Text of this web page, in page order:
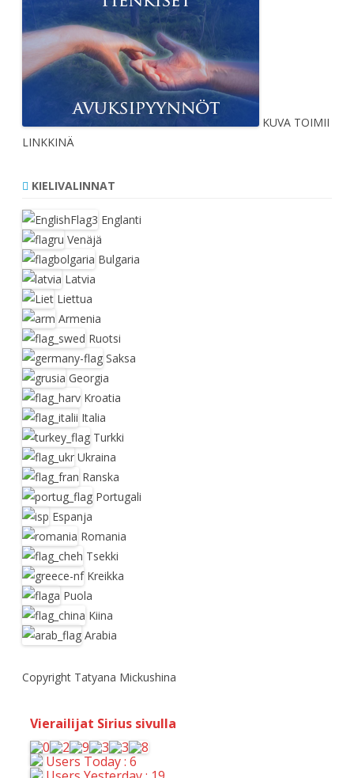
KUVA TOIMII
LINKKINÄ
KIELIVALINNAT
Englanti
Venäjä
Bulgaria
Latvia
Liettua
Armenia
Ruotsi
Saksa
Georgia
Kroatia
Italia
Turkki
Ukraina
Ranska
Portugali
Espanja
Romania
Tsekki
Kreikka
Puola
Kiina
Arabia
Copyright Tatyana Mickushina
Vierailijat Sirius sivulla
Users Today : 6